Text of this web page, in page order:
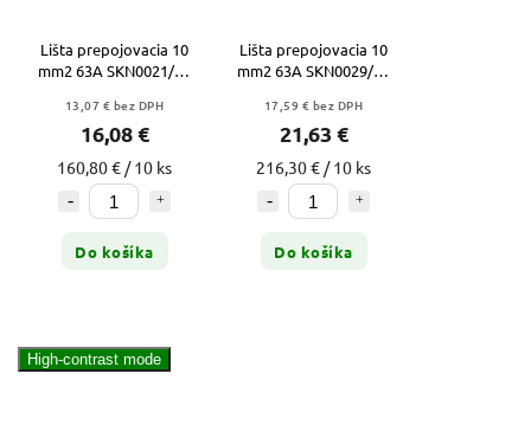
Lišta prepojovacia 10
mm2 63A SKN0021/10
13,07 € bez DPH
16,08 €
160,80 € / 10 ks
Do košíka
Lišta prepojovacia 10
mm2 63A SKN0029/10
17,59 € bez DPH
21,63 €
216,30 € / 10 ks
Do košíka
High-contrast mode